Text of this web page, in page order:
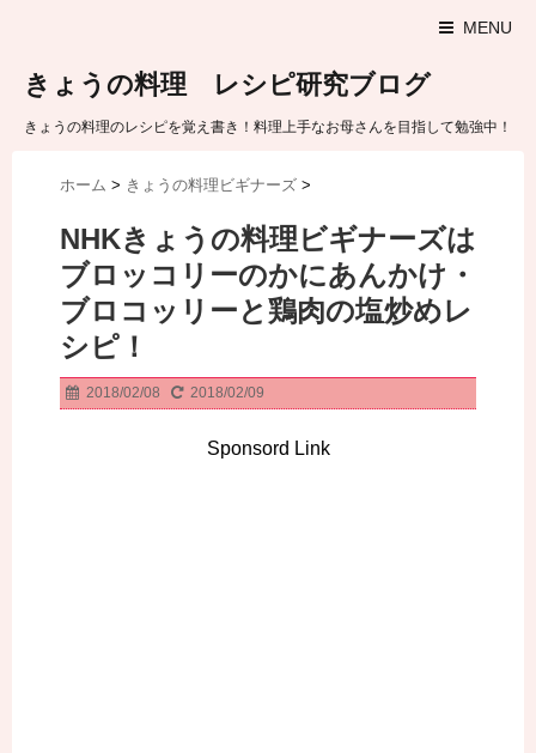
MENU
きょうの料理 レシピ研究ブログ
きょうの料理のレシピを覚え書き！料理上手なお母さんを目指して勉強中！
ホーム > きょうの料理ビギナーズ >
NHKきょうの料理ビギナーズは
ブロッコリーのかにあんかけ・
ブロコッリーと鶏肉の塩炒めレ
シピ！
2018/02/08 2018/02/09
Sponsord Link